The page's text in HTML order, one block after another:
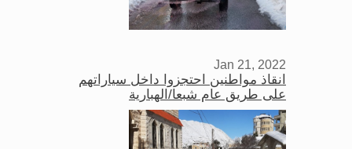
Jan 21, 2022
انقاذ مواطنين احتجزوا داخل سياراتهم
على طريق عام شبعا/الهبارية